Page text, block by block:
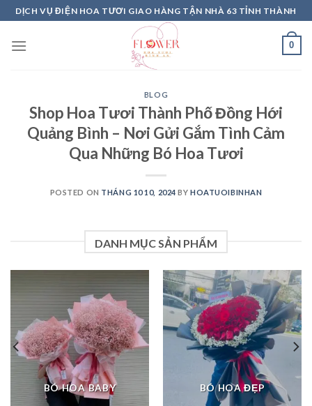
Skip
to
content
DỊCH VỤ ĐIỆN HOA TƯƠI GIAO HÀNG TẬN NHÀ 63 TỈNH THÀNH
0
BLOG
Shop Hoa Tươi Thành Phố Đồng Hới
Quảng Bình – Nơi Gửi Gắm Tình Cảm
Qua Những Bó Hoa Tươi
POSTED ON THÁNG 10 10, 2024 BYHOATUOIBINHAN
DANH MỤC SẢN PHẨM
BÓ HOA BABY BÓ HOA ĐẸP